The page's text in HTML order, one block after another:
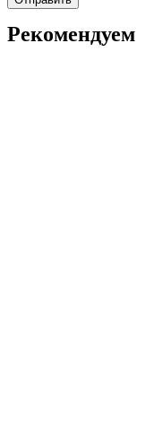
Рекомендуем